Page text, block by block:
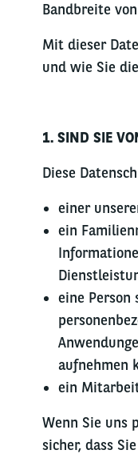
Bandbreite
Mit dieser
und wie Sie
1. SIND SIE
Diese
einer
ein
eine
aufnehmen
ein
Wenn Sie uns
sicher, dass